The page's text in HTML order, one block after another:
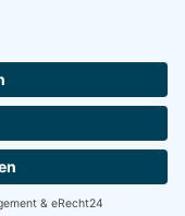
Sie uns